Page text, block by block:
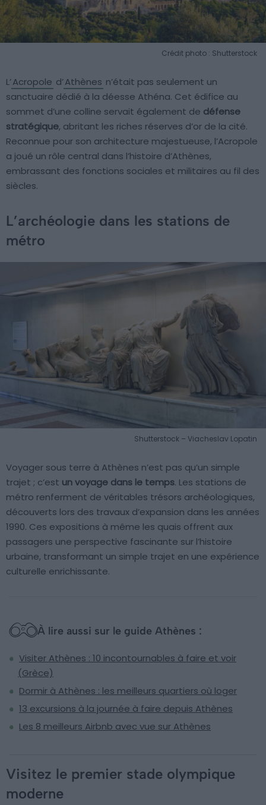
Crédit photo : Shutterstock
L’Acropole d’Athènes n’était pas seulement un
sanctuaire dédié à la déesse Athéna. Cet édifice au
sommet d’une colline servait également de défense
stratégique, abritant les riches réserves d’or de la cité.
Reconnue pour son architecture majestueuse, l’Acropole
a joué un rôle central dans l’histoire d’Athènes,
embrassant des fonctions sociales et militaires au fil des
siècles.
L’archéologie dans les stations de
métro
Shutterstock – Viacheslav Lopatin
Voyager sous terre à Athènes n’est pas qu’un simple
trajet ; c’est un voyage dans le temps. Les stations de
métro renferment de véritables trésors archéologiques,
découverts lors des travaux d’expansion dans les années
1990. Ces expositions à même les quais offrent aux
passagers une perspective fascinante sur l’histoire
urbaine, transformant un simple trajet en une expérience
culturelle enrichissante.
À lire aussi sur le guide Athènes :
Visiter Athènes : 10 incontournables à faire et voir
(Grèce)
Dormir à Athènes : les meilleurs quartiers où loger
13 excursions à la journée à faire depuis Athènes
Les 8 meilleurs Airbnb avec vue sur Athènes
Visitez le premier stade olympique
moderne